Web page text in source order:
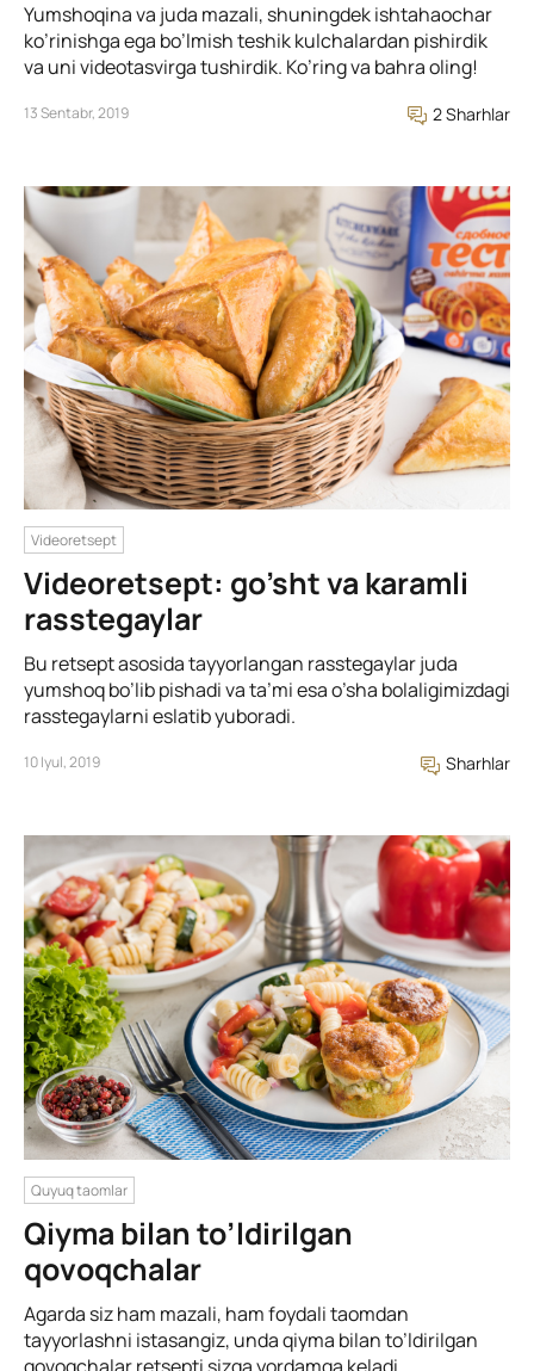
Yumshoqina va juda mazali, shuningdek ishtahaochar
ko’rinishga ega bo’lmish teshik kulchalardan pishirdik
va uni videotasvirga tushirdik. Ko’ring va bahra oling!
13 Sentabr, 2019 2 Sharhlar
Videoretsept
Videoretsept: go’sht va karamli
rasstegaylar
Bu retsept asosida tayyorlangan rasstegaylar juda
yumshoq bo’lib pishadi va ta’mi esa o’sha bolaligimizdagi
rasstegaylarni eslatib yuboradi.
10 Iyul, 2019 Sharhlar
Quyuq taomlar
Qiyma bilan to’ldirilgan
qovoqchalar
Agarda siz ham mazali, ham foydali taomdan
tayyorlashni istasangiz, unda qiyma bilan to’ldirilgan